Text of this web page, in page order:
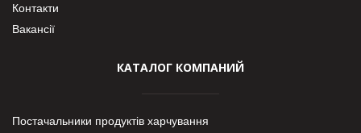
Контакти
Вакансії
КАТАЛОГ КОМПАНИЙ
Постачальники продуктів харчування